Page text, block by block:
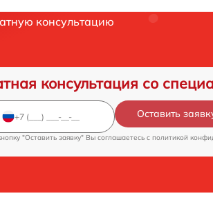
консультацию
консультация со
Оставить
"Оставить заявку" Вы соглашаетесь c политикой